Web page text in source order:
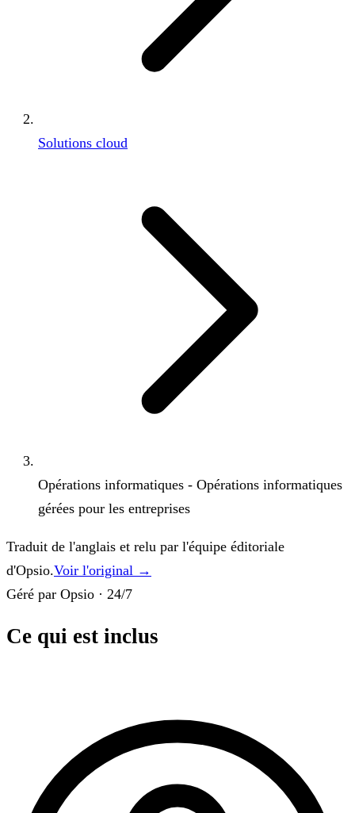
Solutions cloud
Opérations informatiques - Opérations informatiques
gérées pour les entreprises
Traduit de l'anglais et relu par l'équipe éditoriale
d'Opsio.Voir l'original →
Géré par Opsio · 24/7
Ce qui est inclus